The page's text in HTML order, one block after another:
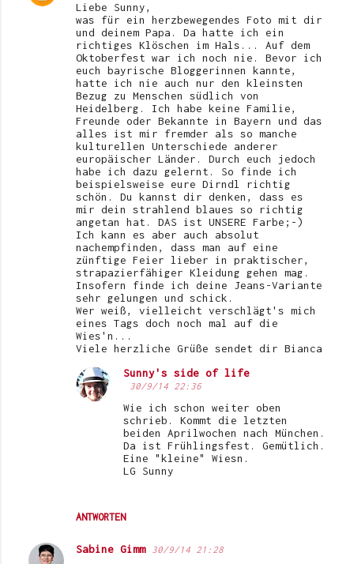
Liebe Sunny,
was für ein herzbewegendes Foto mit dir
und deinem Papa. Da hatte ich ein
richtiges Klöschen im Hals... Auf dem
Oktoberfest war ich noch nie. Bevor ich
euch bayrische Bloggerinnen kannte,
hatte ich nie auch nur den kleinsten
Bezug zu Menschen südlich von
Heidelberg. Ich habe keine Familie,
Freunde oder Bekannte in Bayern und das
alles ist mir fremder als so manche
kulturellen Unterschiede anderer
europäischer Länder. Durch euch jedoch
habe ich dazu gelernt. So finde ich
beispielsweise eure Dirndl richtig
schön. Du kannst dir denken, dass es
mir dein strahlend blaues so richtig
angetan hat. DAS ist UNSERE Farbe;-)
Ich kann es aber auch absolut
nachempfinden, dass man auf eine
zünftige Feier lieber in praktischer,
strapazierfähiger Kleidung gehen mag.
Insofern finde ich deine Jeans-Variante
sehr gelungen und schick.
Wer weiß, vielleicht verschlägt's mich
eines Tags doch noch mal auf die
Wies'n...
Viele herzliche Grüße sendet dir Bianca
ANTWORTEN
Sunny's side of life
30/9/14 22:36
Wie ich schon weiter oben
schrieb. Kommt die letzten
beiden Aprilwochen nach München.
Da ist Frühlingsfest. Gemütlich.
Eine "kleine" Wiesn.
LG Sunny
Sabine Gimm 30/9/14 21:28